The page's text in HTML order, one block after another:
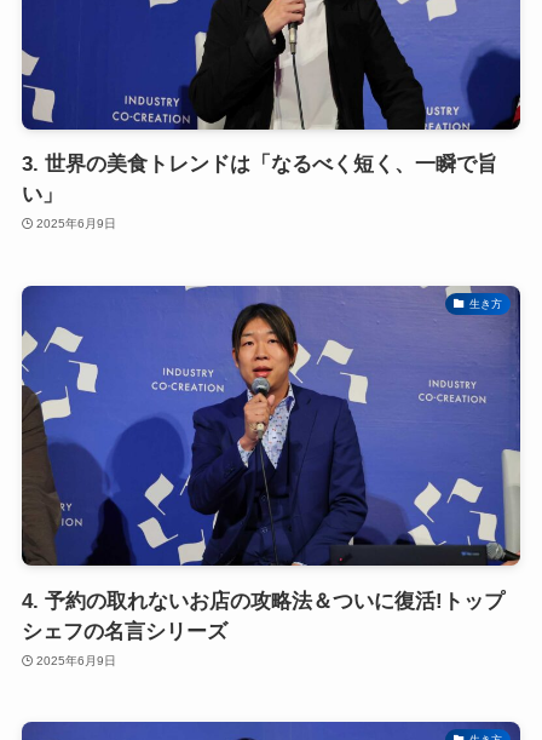
3. 世界の美食トレンドは「なるべく短く、一瞬で旨
い」
2025年6月9日
生き方
4. 予約の取れないお店の攻略法＆ついに復活!トップ
シェフの名言シリーズ
2025年6月9日